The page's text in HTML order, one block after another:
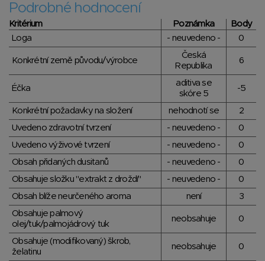
Podrobné hodnocení
Kritérium Poznámka
Body
Loga
- neuvedeno - 0
Konkrétní země původu/výrobce
Česká
Republika
6
Éčka
aditiva se
skóre 5
-5
Konkrétní požadavky na složení nehodnotí se
2
Uvedeno zdravotní tvrzení
- neuvedeno -
0
Uvedeno výživové tvrzení
- neuvedeno -
0
Obsah přidaných dusitanů
- neuvedeno -
0
Obsahuje složku "extrakt z droždí"
- neuvedeno -
0
Obsah blíže neurčeného aroma
není
3
Obsahuje palmový
olej/tuk/palmojádrový tuk
neobsahuje 0
Obsahuje (modifikovaný) škrob,
želatinu
neobsahuje 0